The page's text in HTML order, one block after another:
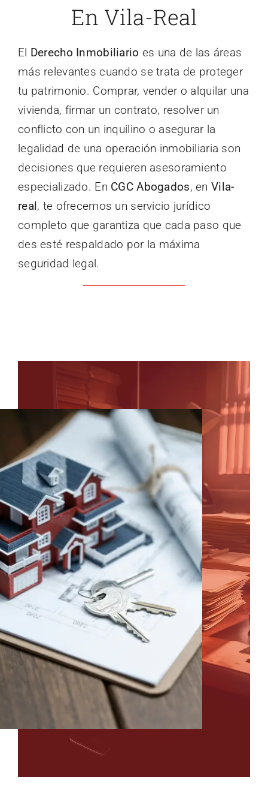
En Vila-Real
El Derecho Inmobiliario es una de las áreas
más relevantes cuando se trata de proteger
tu patrimonio. Comprar, vender o alquilar una
vivienda, firmar un contrato, resolver un
conflicto con un inquilino o asegurar la
legalidad de una operación inmobiliaria son
decisiones que requieren asesoramiento
especializado. En CGC Abogados, en Vila-
real, te ofrecemos un servicio jurídico
completo que garantiza que cada paso que
des esté respaldado por la máxima
seguridad legal.